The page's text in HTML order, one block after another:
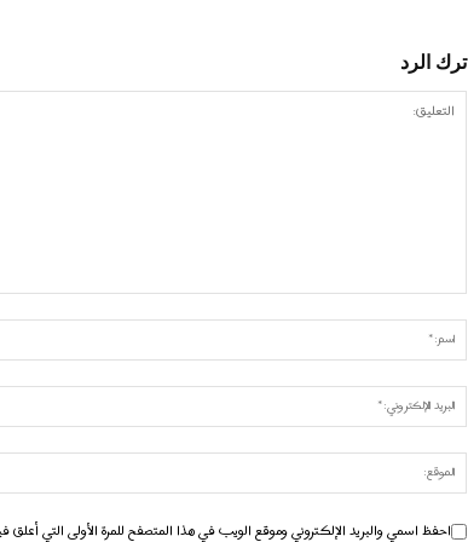
ترك الرد
احفظ اسمي والبريد الإلكتروني وموقع الويب في هذا المتصفح للمرة الأولى التي أعلق